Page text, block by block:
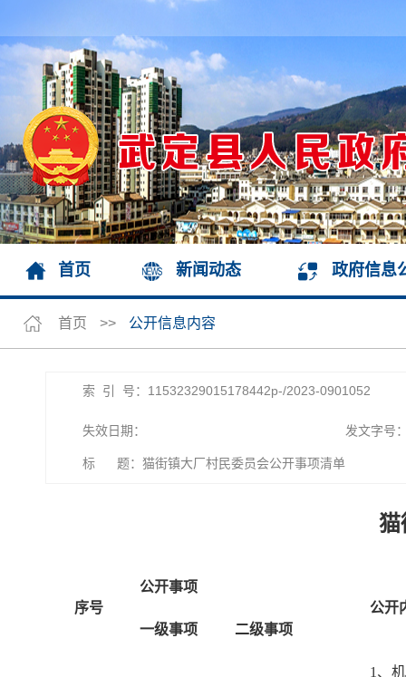
首页 新闻动态 政府信息
首页 >> 公开信息内容
索 引 号：11532329015178442p-/2023-0901052
失效日期： 发文字号
标 题：猫街镇大厂村民委员会公开事项清单
猫
序号
公开事项
公开
一级事项
二级事项
1、